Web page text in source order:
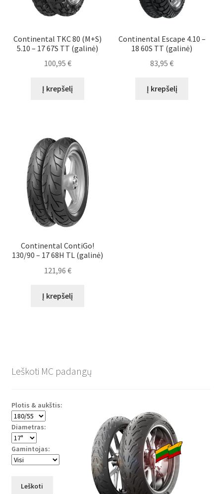
Continental TKC 80 (M+S)
5.10 – 17 67S TT (galinė)
100,95 €
Į krepšelį
Continental Escape 4.10 –
18 60S TT (galinė)
83,95€
Į krepšelį
Continental ContiGo!
130/90 – 17 68H TL (galinė)
121,96 €
Į krepšelį
Leškoti MC padangų
Plotis & aukštis:
Diametras:
Gamintojas:
Leškoti